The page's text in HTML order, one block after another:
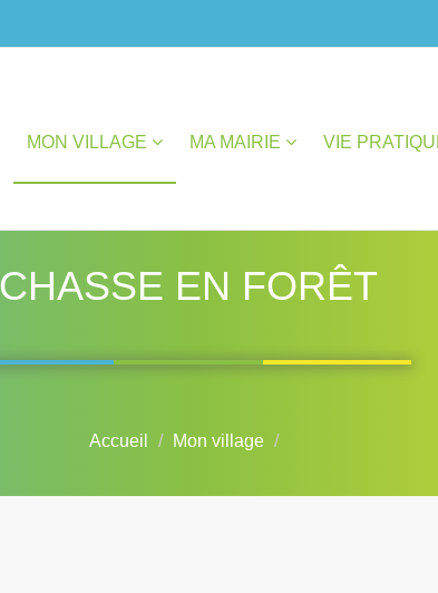
MON VILLAGE MA MAIRIE VIE
CHASSE EN FORÊT
Accueil Mon village